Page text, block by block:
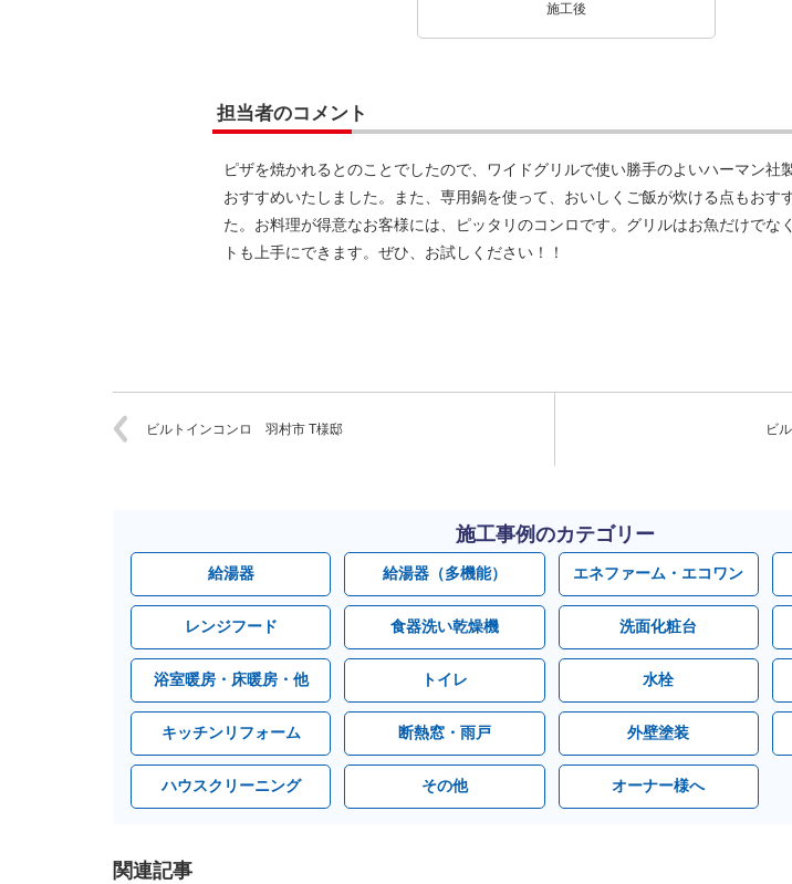
施工後
担当者のコメント
ピザを焼かれるとのことでしたので、ワイドグリルで使い勝手のよいハーマン社
おすすめいたしました。また、専用鍋を使って、おいしくご飯が炊ける点もおす
た。お料理が得意なお客様には、ピッタリのコンロです。グリルはお魚だけでな
トも上手にできます。ぜひ、お試しください！！
ビルトインコンロ 羽村市 T様邸 ビ
施工事例のカテゴリー
給湯器 給湯器（多機能） エネファーム・エコワン
レンジフード 食器洗い乾燥機 洗面化粧台
浴室暖房・床暖房・他 トイレ 水栓
キッチンリフォーム 断熱窓・雨戸 外壁塗装
ハウスクリーニング その他 オーナー様へ
関連記事